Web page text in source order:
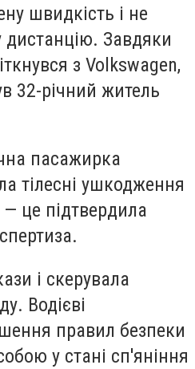
швидкість і не
Завдяки
з Volkswagen,
32-річний житель
пасажирка
тілесні ушкодження
— це підтвердила
і скерувала
Водієві
правил безпеки
у стані сп'яніння